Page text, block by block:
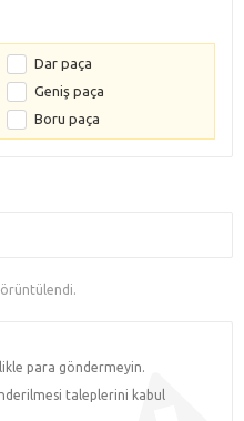
Dar paça
Geniş paça
Boru paça
para göndermeyin.
taleplerini kabul